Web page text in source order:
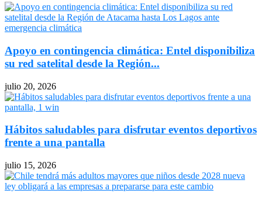
Apoyo en contingencia climática: Entel disponibiliza
su red satelital desde la Región...
julio 20, 2026
Hábitos saludables para disfrutar eventos deportivos
frente a una pantalla
julio 15, 2026